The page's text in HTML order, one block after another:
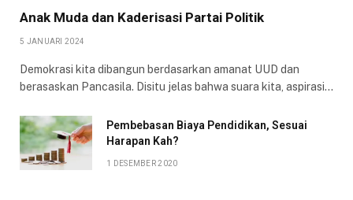
Anak Muda dan Kaderisasi Partai Politik
5 JANUARI 2024
Demokrasi kita dibangun berdasarkan amanat UUD dan
berasaskan Pancasila. Disitu jelas bahwa suara kita, aspirasi…
Pembebasan Biaya Pendidikan, Sesuai
Harapan Kah?
1 DESEMBER 2020